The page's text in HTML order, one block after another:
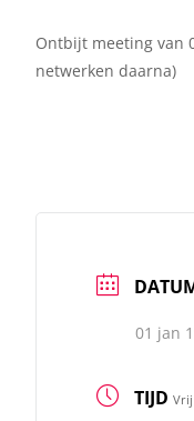
Ontbijt meeting van
netwerken daarna)
01 jan
TIJD